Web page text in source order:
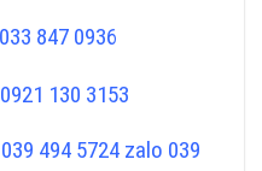
847 0936
130 3153
494 5724 zalo 039